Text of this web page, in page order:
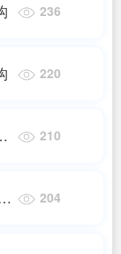
236
220
210
204